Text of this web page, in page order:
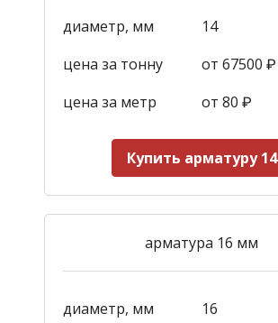
диаметр, мм
14
цена за тонну
от 67500 ₽
цена за метр
от 80 ₽
Купить арматуру 14
арматура 16 мм
диаметр, мм 16